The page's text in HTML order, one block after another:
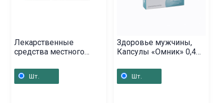
Лекарственные
средства местного
«Валусаль» 50г,
Լատվիա
Шт.
Здоровье мужчины,
Капсулы «Омник» 0,4
Шт.